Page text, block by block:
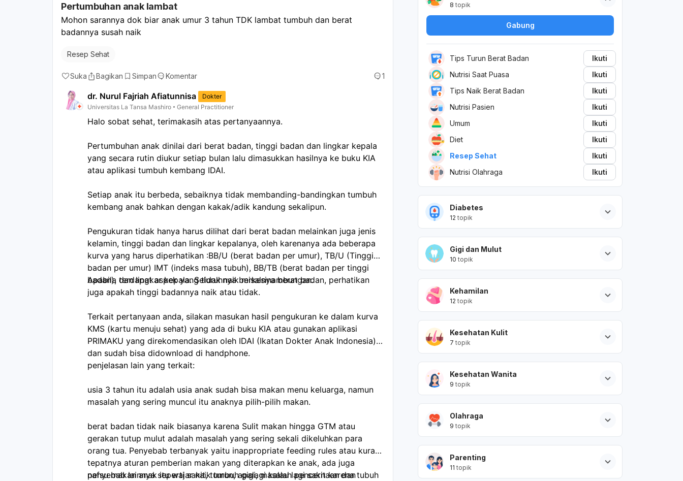
Pertumbuhan anak lambat
Mohon sarannya dok biar anak umur 3 tahun TDK lambat tumbuh dan berat
badannya susah naik
Resep Sehat
Suka Bagikan Simpan Komentar 1
dr. Nurul Fajriah Afiatunnisa
Dokter
Universitas La Tansa Mashiro
General Practitioner
Halo sobat sehat, terimakasih atas pertanyaannya.
Pertumbuhan anak dinilai dari berat badan, tinggi badan dan lingkar kepala
yang secara rutin diukur setiap bulan lalu dimasukkan hasilnya ke buku KIA
atau aplikasi tumbuh kembang IDAI.
Setiap anak itu berbeda, sebaiknya tidak membanding-bandingkan tumbuh
kembang anak bahkan dengan kakak/adik kandung sekalipun.
Pengukuran tidak hanya harus dilihat dari berat badan melainkan juga jenis
kelamin, tinggi badan dan lingkar kepalanya, oleh karenanya ada beberapa
kurva yang harus diperhatikan :BB/U (berat badan per umur), TB/U (Tinggi
badan per umur) IMT (indeks masa tubuh), BB/TB (berat badan per tinggi
badan), dan lingkar kepala. Seluruhnya berkesinambungan.
Apabila terdapat aspek yang tidak naik misalnya berat badan, perhatikan
juga apakah tinggi badannya naik atau tidak.
Terkait pertanyaan anda, silakan masukan hasil pengukuran ke dalam kurva
KMS (kartu menuju sehat) yang ada di buku KIA atau gunakan aplikasi
PRIMAKU yang direkomendasikan oleh IDAI (Ikatan Dokter Anak Indonesia)
dan sudah bisa didownload di handphone.
penjelasan lain yang terkait:
usia 3 tahun itu adalah usia anak sudah bisa makan menu keluarga, namun
masalah yang sering muncul itu anaknya pilih-pilih makan.
berat badan tidak naik biasanya karena Sulit makan hingga GTM atau
gerakan tutup mulut adalah masalah yang sering sekali dikeluhkan para
orang tua. Penyebab terbanyak yaitu inappropriate feeding rules atau kurang
tepatnya aturan pemberian makan yang diterapkan ke anak, ada juga
penyebab lainnya seperti sakit, tumbuh gigi, masalah pencernaan dan
nafsu makan anak itu wajar naik turun, apalagi kalau lagi sakit karena tubuh
8 topik
Gabung
Tips Turun Berat Badan
Ikuti
Nutrisi Saat Puasa
Ikuti
Tips Naik Berat Badan
Ikuti
Nutrisi Pasien
Ikuti
Umum
Ikuti
Diet
Ikuti
Resep Sehat
Ikuti
Nutrisi Olahraga
Ikuti
Diabetes
12 topik
Gigi dan Mulut
10 topik
Kehamilan
12 topik
Kesehatan Kulit
7 topik
Kesehatan Wanita
9 topik
Olahraga
9 topik
Parenting
11 topik